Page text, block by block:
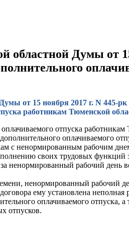
областной Думы от
от 15 ноября 2017 г. N 445-
работникам Тюменской
отпуска
с ненормированным рабочим
своих трудовых
рабочий день
ненормированный рабочий
ему установлена
оплачиваемого отпуска,
отпусков.